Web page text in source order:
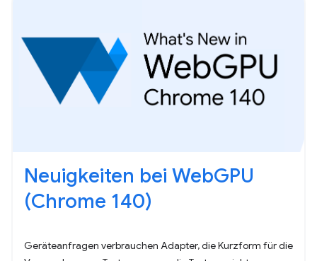
Neuigkeiten bei WebGPU
(Chrome 140)
Geräteanfragen verbrauchen Adapter, die Kurzform für die